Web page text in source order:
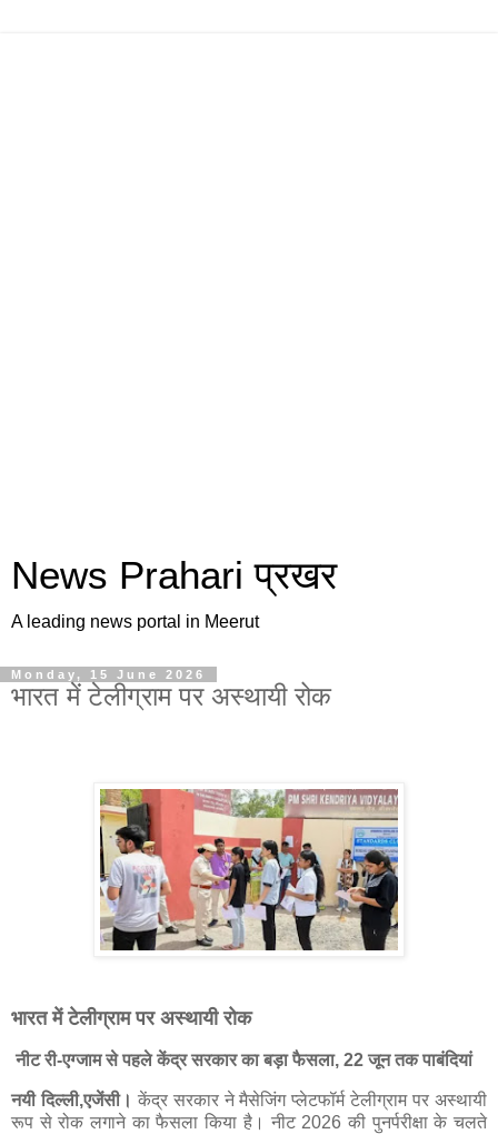
News Prahari प्रखर
A leading news portal in Meerut
Monday, 15 June 2026
भारत में टेलीग्राम पर अस्थायी रोक
भारत में टेलीग्राम पर अस्थायी रोक
नीट री-एग्जाम से पहले केंद्र सरकार का बड़ा फैसला, 22 जून तक पाबंदियां
नयी दिल्ली,एजेंसी। केंद्र सरकार ने मैसेजिंग प्लेटफॉर्म टेलीग्राम पर अस्थायी
रूप से रोक लगाने का फैसला किया है। नीट 2026 की पुनर्परीक्षा के चलते